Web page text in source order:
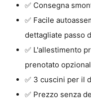
✅ Consegna
✅ Facile
dettagliate passo
✅ L'allestimento
prenotato
✅ 3 cuscini per il
✅ Prezzo senza